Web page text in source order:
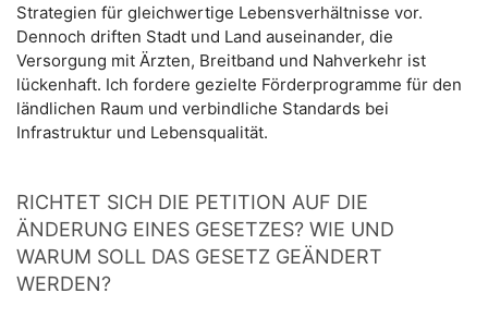
Strategien für gleichwertige Lebensverhältnisse vor.
Dennoch driften Stadt und Land auseinander, die
Versorgung mit Ärzten, Breitband und Nahverkehr ist
lückenhaft. Ich fordere gezielte Förderprogramme für den
ländlichen Raum und verbindliche Standards bei
Infrastruktur und Lebensqualität.
RICHTET SICH DIE PETITION AUF DIE
ÄNDERUNG EINES GESETZES? WIE UND
WARUM SOLL DAS GESETZ GEÄNDERT
WERDEN?